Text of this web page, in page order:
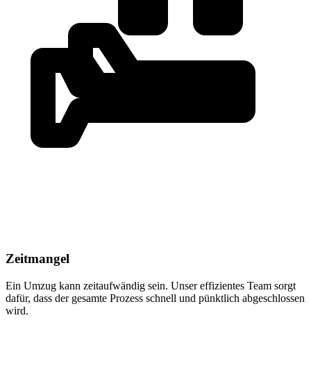
Zeitmangel
Ein Umzug kann zeitaufwändig sein. Unser effizientes Team sorgt
dafür, dass der gesamte Prozess schnell und pünktlich abgeschlossen
wird.